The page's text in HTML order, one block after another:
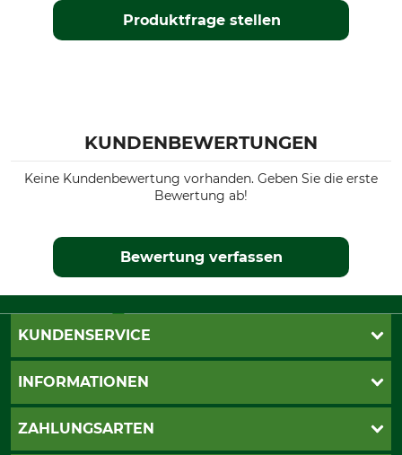
Produktfrage stellen
KUNDENBEWERTUNGEN
Keine Kundenbewertung vorhanden. Geben Sie die erste
Bewertung ab!
Bewertung verfassen
KUNDENSERVICE
Live-Shopping
INFORMATIONEN
AGB
ZAHLUNGSARTEN